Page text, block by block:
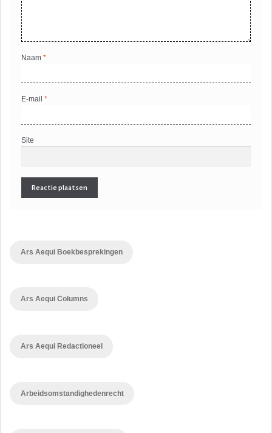
Naam*
E-mail*
Site
Ars Aequi Boekbesprekingen
Ars Aequi Columns
Ars Aequi Redactioneel
Arbeidsomstandighedenrecht